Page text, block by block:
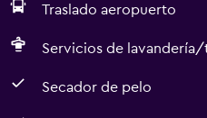
Traslado aeropuerto
Servicios de
Secador de pelo